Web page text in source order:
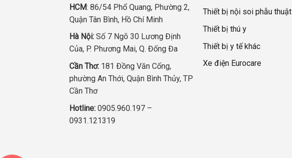
HCM: 86/54 Phổ Quang, Phường 2,
Quận Tân Bình, Hồ Chí Minh
Hà Nội: Số 7 Ngõ 30 Lương Định
Của, P. Phương Mai, Q. Đống Đa
Cần Thơ: 181 Đồng Văn Cống,
phường An Thới, Quận Bình Thủy, TP
Cần Thơ
Hotline: 0905.960.197 –
0931.121319
Thiết bị nội soi phẫu thuật
Thiết bị thú y
Thiết bị y tế khác
Xe điện Eurocare